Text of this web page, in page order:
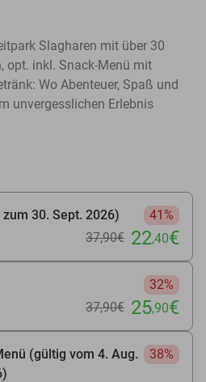
Slagharen mit über 30
opt. inkl. Snack-Menü mit
Wo Abenteuer, Spaß und
unvergesslichen Erlebnis
30. Sept. 2026)
41%
37,90€ 22,40€
32%
37,90€ 25,90€
(gültig vom 4. Aug.
38%